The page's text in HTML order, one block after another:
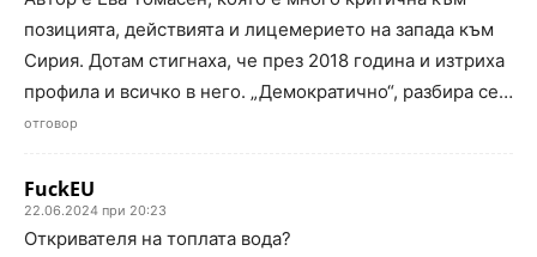
позицията, действията и лицемерието на запада към
Сирия. Дотам стигнаха, че през 2018 година и изтриха
профила и всичко в него. „Демократично“, разбира се…
отговор
FuckEU
22.06.2024 при 20:23
Откривателя на топлата вода?